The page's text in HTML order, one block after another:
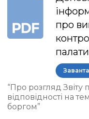
про
“Про розгляд Звіту
відповідності на
боргом”